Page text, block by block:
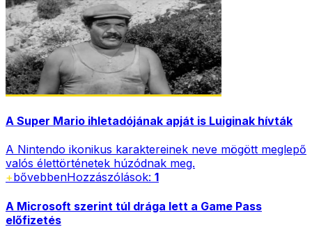
A Super Mario ihletadójának apját is Luiginak hívták
A Nintendo ikonikus karaktereinek neve mögött meglepő
valós élettörténetek húzódnak meg.
+bővebbenHozzászólások: 1
A Microsoft szerint túl drága lett a Game Pass
előfizetés